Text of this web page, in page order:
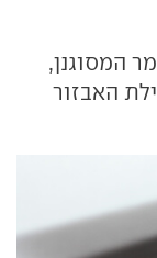
המסוגנן,
חבילת האבזור